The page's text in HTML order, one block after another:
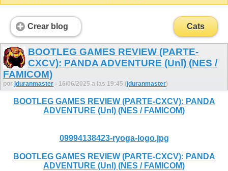
Crear blog Cats
BOOTLEG GAMES REVIEW (PARTE-
CXCV): PANDA ADVENTURE (Unl) (NES /
FAMICOM)
por jduranmaster - 16/06/2025 a las 19:45 (jduranmaster)
BOOTLEG GAMES REVIEW (PARTE-CXCV): PANDA
ADVENTURE (Unl) (NES / FAMICOM)
09994138423-ryoga-logo.jpg
BOOTLEG GAMES REVIEW (PARTE-CXCV): PANDA
ADVENTURE (Unl) (NES / FAMICOM)